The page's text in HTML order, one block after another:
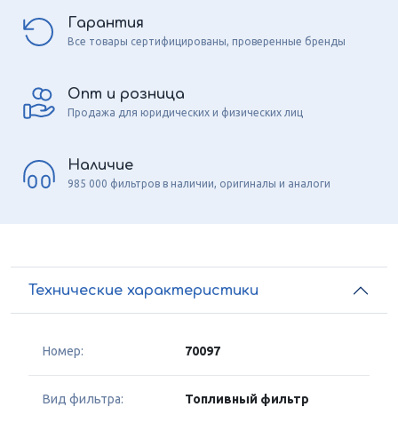
Гарантия
Все товары сертифицированы, проверенные бренды
Опт и розница
Продажа для юридических и физических лиц
Наличие
985 000 фильтров в наличии, оригиналы и аналоги
Технические характеристики
Номер: 70097
Вид фильтра: Топливный фильтр